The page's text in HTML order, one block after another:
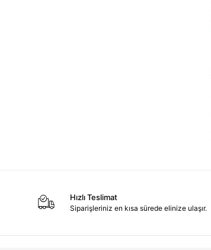
Hızlı Teslimat
Siparişleriniz en kısa sürede elinize ulaşır.